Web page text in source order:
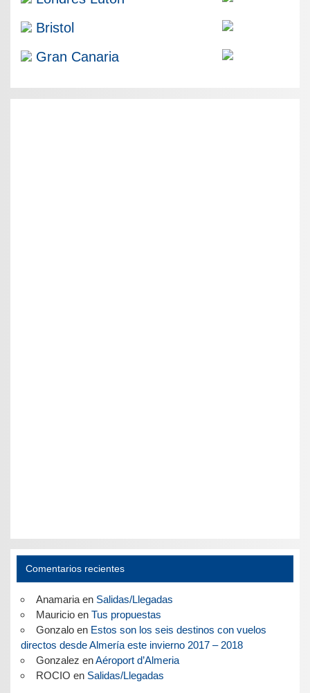
Bristol
Gran Canaria
Comentarios recientes
Anamariaen Salidas/Llegadas
Mauricioen Tus propuestas
Gonzaloen Estos son los seis destinos con vuelos
directos desde Almería este invierno 2017 – 2018
Gonzalez enAéroport d’Almeria
ROCIO en Salidas/Llegadas